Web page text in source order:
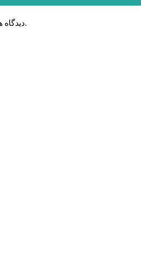
دیدگاه های ارسال شده توسط شما، پس از تایید توسط خبرگزاری الف در وب منتشر خواهد شد.